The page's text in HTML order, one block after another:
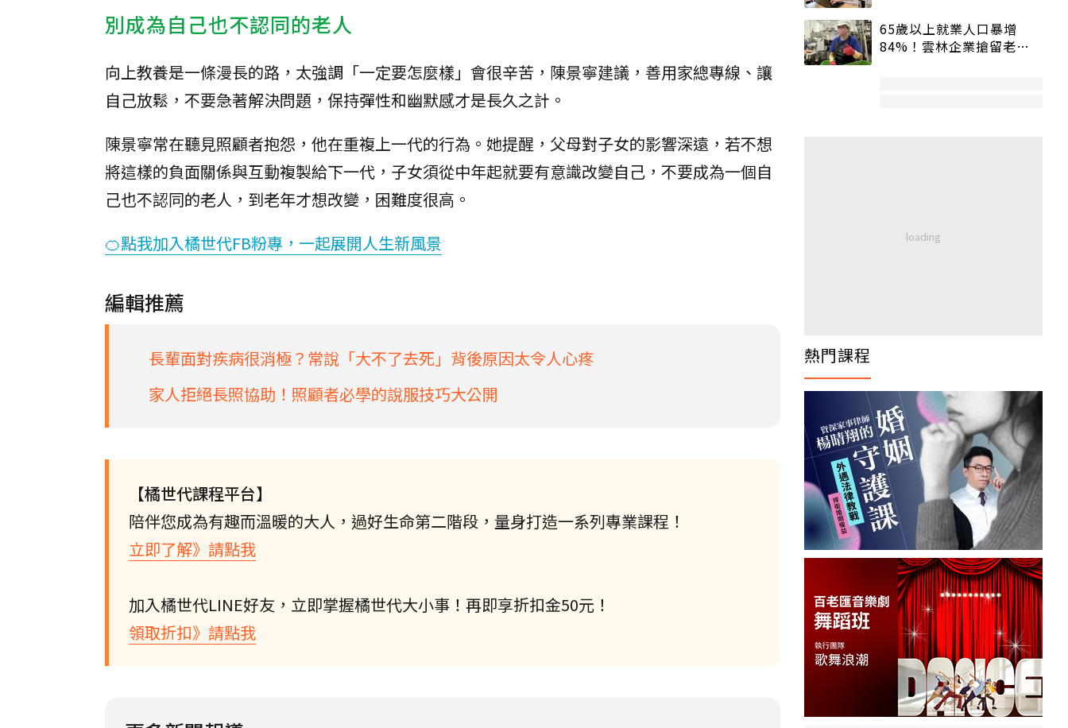
別成為自己也不認同的老人
向上教養是一條漫長的路，太強調「一定要怎麼樣」會很辛苦，陳景寧建議，善用家總專線、讓
自己放鬆，不要急著解決問題，保持彈性和幽默感才是長久之計。
陳景寧常在聽見照顧者抱怨，他在重複上一代的行為。她提醒，父母對子女的影響深遠，若不想
將這樣的負面關係與互動複製給下一代，子女須從中年起就要有意識改變自己，不要成為一個自
己也不認同的老人，到老年才想改變，困難度很高。
🍊點我加入橘世代FB粉專，一起展開人生新風景
編輯推薦
長輩面對疾病很消極？常說「大不了去死」背後原因太令人心疼
家人拒絕長照協助！照顧者必學的說服技巧大公開
【橘世代課程平台】
陪伴您成為有趣而溫暖的大人，過好生命第二階段，量身打造一系列專業課程！
立即了解》請點我
加入橘世代LINE好友，立即掌握橘世代大小事！再即享折扣金50元！
領取折扣》請點我
65歲以上就業人口暴增
84%！雲林企業搶留老員
熱門課程